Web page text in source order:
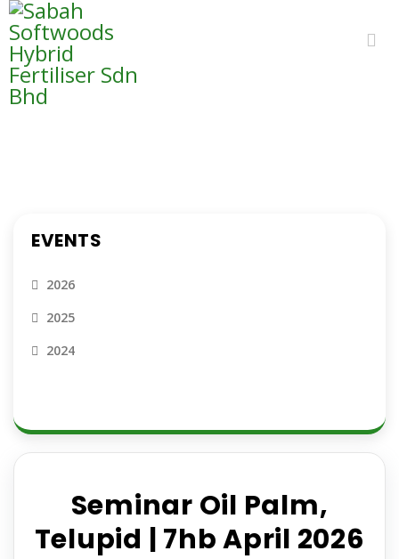
EVENTS
2026
2025
2024
Seminar Oil Palm,
Telupid | 7hb April 2026